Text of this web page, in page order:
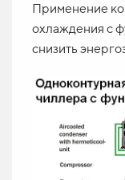
Применение
охлаждения с
снизить